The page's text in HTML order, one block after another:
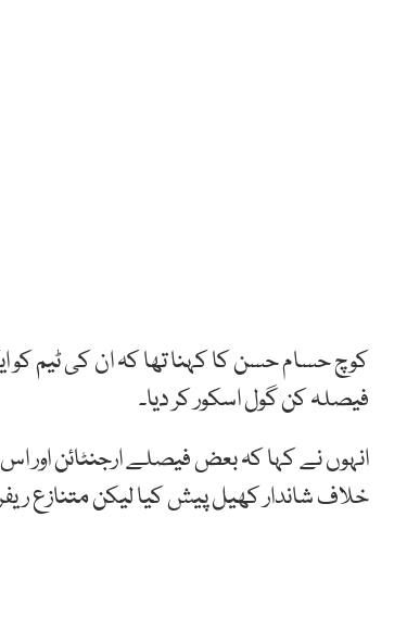
کوچ حسام حسن کا کہنا تھا کہ ان کی ٹیم کو
فیصلہ کن گول اسکور کر دیا۔
انہوں نے کہا کہ بعض فیصلے ارجنٹائن
خلاف شاندار کھیل پیش کیا لیکن متنازع